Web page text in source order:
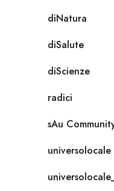
diNatura
diSalute
diScienze
radici
sAu
universolocale